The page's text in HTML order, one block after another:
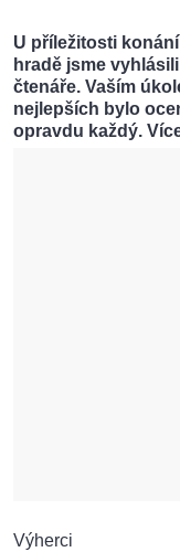
U příležitosti
hradě jsme
čtenáře. Vaším
nejlepších bylo
opravdu každý.
Výherci